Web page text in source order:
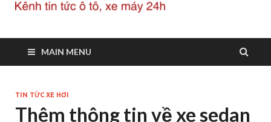
MAIN MENU
TIN TỨC XE HƠI
Thêm thông tin về xe sedan